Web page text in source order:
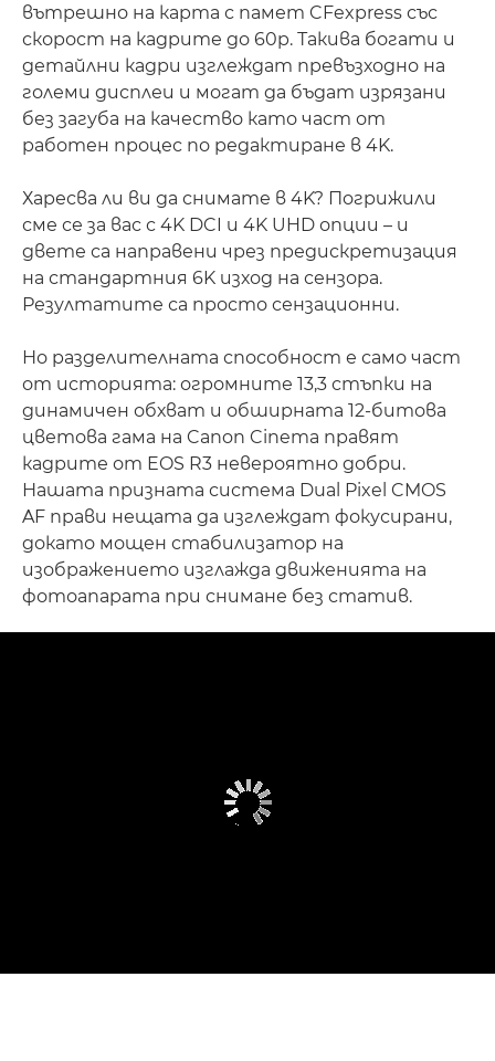
вътрешно на карта с памет CFexpress със
скорост на кадрите до 60p. Такива богати и
детайлни кадри изглеждат превъзходно на
големи дисплеи и могат да бъдат изрязани
без загуба на качество като част от
работен процес по редактиране в 4K.
Харесва ли ви да снимате в 4K? Погрижили
сме се за вас с 4K DCI и 4K UHD опции – и
двете са направени чрез предискретизация
на стандартния 6K изход на сензора.
Резултатите са просто сензационни.
Но разделителната способност е само част
от историята: огромните 13,3 стъпки на
динамичен обхват и обширната 12-битова
цветова гама на Canon Cinema правят
кадрите от EOS R3 невероятно добри.
Нашата призната система Dual Pixel CMOS
AF прави нещата да изглеждат фокусирани,
докато мощен стабилизатор на
изображението изглажда движенията на
фотоапарата при снимане без статив.